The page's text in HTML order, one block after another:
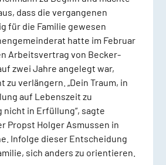
dass die vergangenen
für die Familie gewesen
hatte im Februar
Arbeitsvertrag von Becker-
zwei Jahre angelegt war,
zu verlängern. „Dein Traum, in
auf Lebenszeit zu
nicht in Erfüllung“, sagte
Propst Holger Asmussen in
Infolge dieser Entscheidung
sich anders zu orientieren.